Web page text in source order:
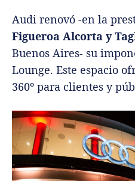
Audi renovó -en la
Figueroa Alcorta y
Buenos Aires- su
Lounge. Este espacio
360º para clientes y